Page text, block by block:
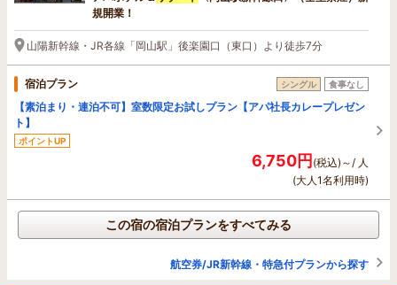
規開業！
山陽新幹線・JR各線「岡山駅」後楽園口（東口）より徒歩7分
宿泊プラン シングル 食事なし
【素泊まり・連泊不可】室数限定お試しプラン【アパ社長カレープレゼン
ト】
ポイントUP
6,750円(税込)～/ 人
(大人1名利用時)
この宿の宿泊プランをすべてみる
航空券/JR新幹線・特急付プランから探す